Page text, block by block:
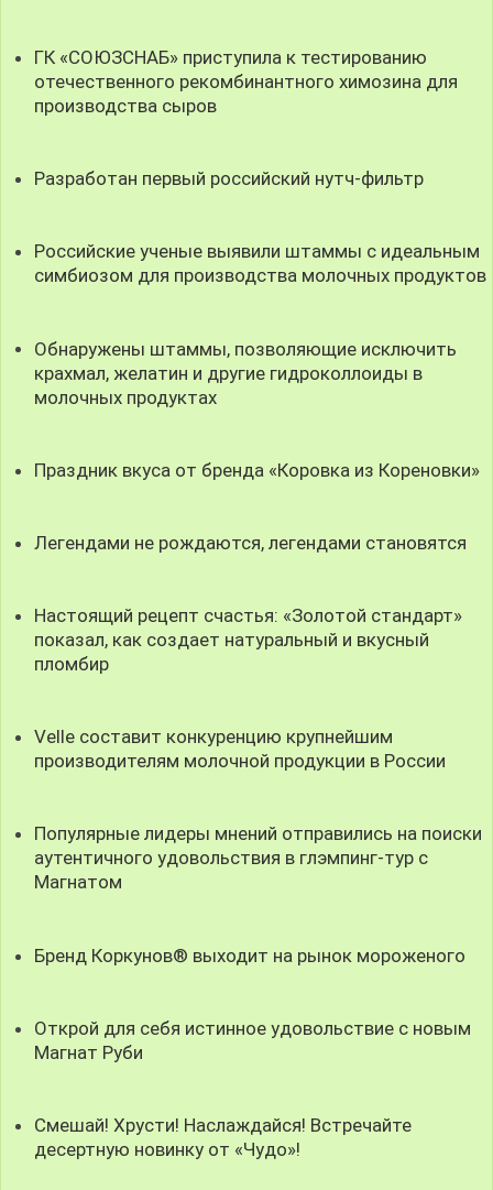
ГК «СОЮЗСНАБ» приступила к тестированию
отечественного рекомбинантного химозина для
производства сыров
Разработан первый российский нутч-фильтр
Российские ученые выявили штаммы с идеальным
симбиозом для производства молочных продуктов
Обнаружены штаммы, позволяющие исключить
крахмал, желатин и другие гидроколлоиды в
молочных продуктах
Праздник вкуса от бренда «Коровка из Кореновки»
Легендами не рождаются, легендами становятся
Настоящий рецепт счастья: «Золотой стандарт»
показал, как создает натуральный и вкусный
пломбир
Velle составит конкуренцию крупнейшим
производителям молочной продукции в России
Популярные лидеры мнений отправились на поиски
аутентичного удовольствия в глэмпинг-тур с
Магнатом
Бренд Коркунов® выходит на рынок мороженого
Открой для себя истинное удовольствие с новым
Магнат Руби
Смешай! Хрусти! Наслаждайся! Встречайте
десертную новинку от «Чудо»!